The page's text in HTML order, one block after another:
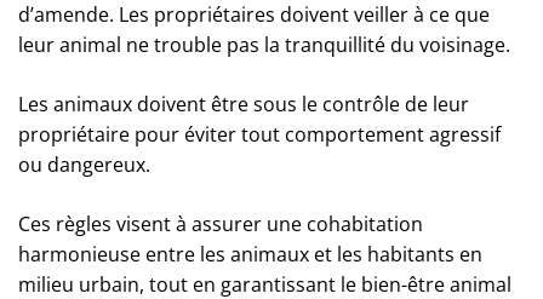
d’amende. Les propriétaires doivent veiller à ce que
leur animal ne trouble pas la tranquillité du voisinage.
Les animaux doivent être sous le contrôle de leur
propriétaire pour éviter tout comportement agressif
ou dangereux.
Ces règles visent à assurer une cohabitation
harmonieuse entre les animaux et les habitants en
milieu urbain, tout en garantissant le bien-être animal